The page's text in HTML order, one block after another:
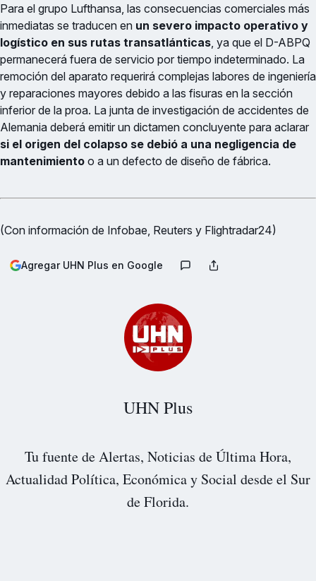
Para el grupo Lufthansa, las consecuencias comerciales más
inmediatas se traducen en un severo impacto operativo y
logístico en sus rutas transatlánticas , ya que el D-ABPQ
permanecerá fuera de servicio por tiempo indeterminado. La
remoción del aparato requerirá complejas labores de ingeniería
y reparaciones mayores debido a las fisuras en la sección
inferior de la proa. La junta de investigación de accidentes de
Alemania deberá emitir un dictamen concluyente para aclarar
si el origen del colapso se debió a una negligencia de
mantenimiento o a un defecto de diseño de fábrica.
(Con información de Infobae, Reuters y Flightradar24)
Agregar UHN Plus en Google
UHN Plus
Tu fuente de Alertas, Noticias de Última Hora,
Actualidad Política, Económica y Social desde el Sur
de Florida.